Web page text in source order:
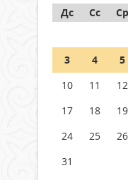
05 тамыз
Шетелде
Дс
Сс Ср
3
4 5
10
11 12
17
18 19
24
25 26
31